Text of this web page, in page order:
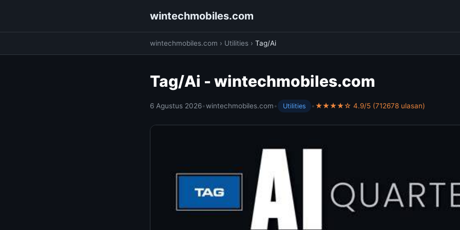
wintechmobiles.com
wintechmobiles.com › Utilities › Tag/Ai
Tag/Ai - wintechmobiles.com
6 Agustus 2026•wintechmobiles.com• Utilities •★★★★☆ 4.9/5 (712678 ulasan)